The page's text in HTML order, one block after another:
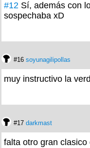
#12 Sí, además con
sospechaba xD
#16 soyunagilipollas
muy instructivo la
#17 darkmast
falta otro gran